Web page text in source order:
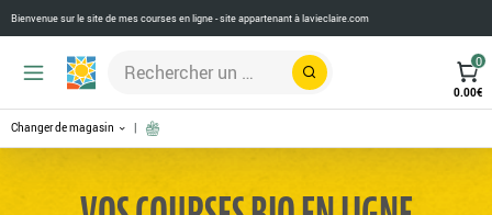
Bienvenue sur le site de mes courses en ligne - site appartenant àlavieclaire.com
Rechercher
0
0.00€
Changer de magasin